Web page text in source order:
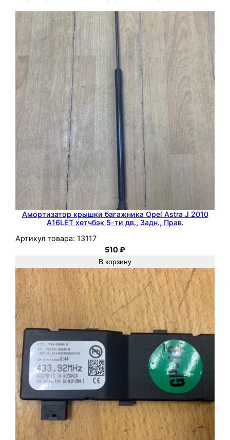
1
0
A
6
L
T
х
е
т
ч
э
-
т
и
д
в
.
Амортизатор крышки багажника Opel Astra J 2010
A16LET хетчбэк 5-ти дв., Задн., Прав.
Артикул товара: 13117
510₽
В корзину